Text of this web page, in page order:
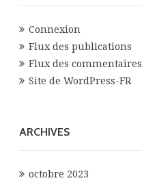
Connexion
Flux des publications
Flux des commentaires
Site de WordPress-FR
ARCHIVES
octobre 2023